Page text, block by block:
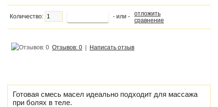
Количество: - или -
отложить
сравнение
Отзывов: 0 Написать отзыв
Готовая смесь масел идеально подходит для массажа
при болях в теле.